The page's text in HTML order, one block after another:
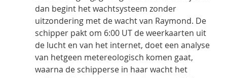
dan begint het wachtsysteem zonder
uitzondering met de wacht van Raymond. De
schipper pakt om 6:00 UT de weerkaarten uit
de lucht en van het internet, doet een analyse
van hetgeen metereologisch komen gaat,
waarna de schipperse in haar wacht het